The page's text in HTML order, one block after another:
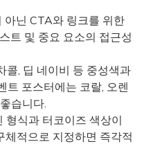
닌 CTA와 링크를 위한
트 및 중요 요소의 접근성
, 딥 네이비 등 중성색과
트 포스터에는 코랄, 오렌
습니다.
식과 터코이즈 색상이
체적으로 지정하면 즉각적